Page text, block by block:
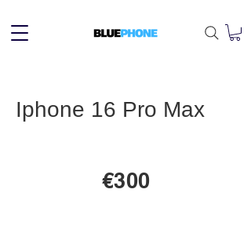
Iphone 16 Pro Max
€300